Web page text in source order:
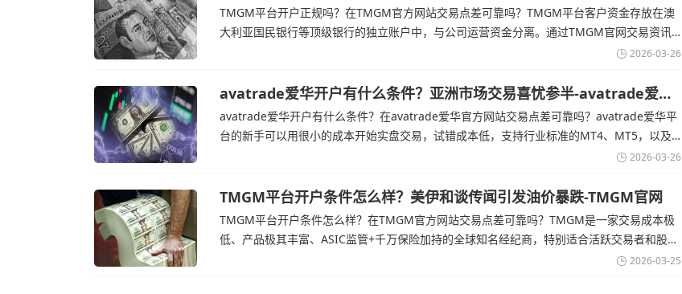
TMGM平台开户正规吗？在TMGM官方网站交易点差可靠吗？‌‌‌TMGM平台客户资金存放在澳
大利亚国民银行等顶级银行的独立账户中，与公司运营资金分离。通过TMGM官网交易资讯
2026-03-26
avatrade爱华开户有什么条件？亚洲市场交易喜忧参半-avatrade爱华
官网
avatrade爱华开户有什么条件？在avatrade爱华官方网站交易点差可靠吗？‌‌‌avatrade爱华平
台的新手可以用很小的成本开始实盘交易，试错成本低，支持行业标准的MT4、MT5，以及
自研的AvaTradeGO和AvaOptions。通过avatrade爱华官网交易资讯了解，据伊朗伊斯兰共
2026-03-26
TMGM平台开户条件怎么样？美伊和谈传闻引发油价暴跌-TMGM官网
TMGM平台开户条件怎么样？在TMGM官方网站交易点差可靠吗？‌‌‌TMGM是一家交易成本极
低、产品极其丰富、ASIC监管+千万保险加持的全球知名经纪商，特别适合活跃交易者和股票
CFD投资者。通过TMGM官网交易资讯了解，周三亚洲交易时段,油价暴跌逾6%,布伦特原油跌
2026-03-25